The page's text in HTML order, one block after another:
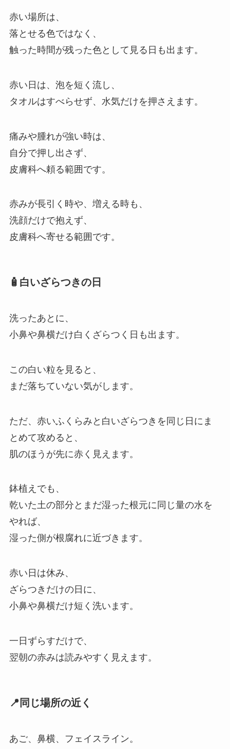
赤い場所は、
落とせる色ではなく、
触った時間が残った色として見る日も出ます。
赤い日は、泡を短く流し、
タオルはすべらせず、水気だけを押さえます。
痛みや腫れが強い時は、
自分で押し出さず、
皮膚科へ頼る範囲です。
赤みが長引く時や、増える時も、
洗顔だけで抱えず、
皮膚科へ寄せる範囲です。
🧴白いざらつきの日
洗ったあとに、
小鼻や鼻横だけ白くざらつく日も出ます。
この白い粒を見ると、
まだ落ちていない気がします。
ただ、赤いふくらみと白いざらつきを同じ日にま
とめて攻めると、
肌のほうが先に赤く見えます。
鉢植えでも、
乾いた土の部分とまだ湿った根元に同じ量の水を
やれば、
湿った側が根腐れに近づきます。
赤い日は休み、
ざらつきだけの日に、
小鼻や鼻横だけ短く洗います。
一日ずらすだけで、
翌朝の赤みは読みやすく見えます。
📍同じ場所の近く
あご、鼻横、フェイスライン。